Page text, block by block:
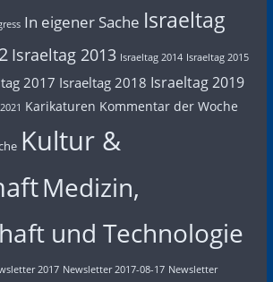
In eigener Sache Israeltag
Israeltag 2013 Israeltag 2014 Israeltag 2015
2017 Israeltag 2018 Israeltag 2019
Karikaturen Kommentar der Woche
Kultur &
Medizin,
und Technologie
2017 Newsletter 2017-08-17 Newsletter